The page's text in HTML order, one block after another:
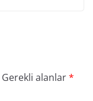
Gerekli alanlar*